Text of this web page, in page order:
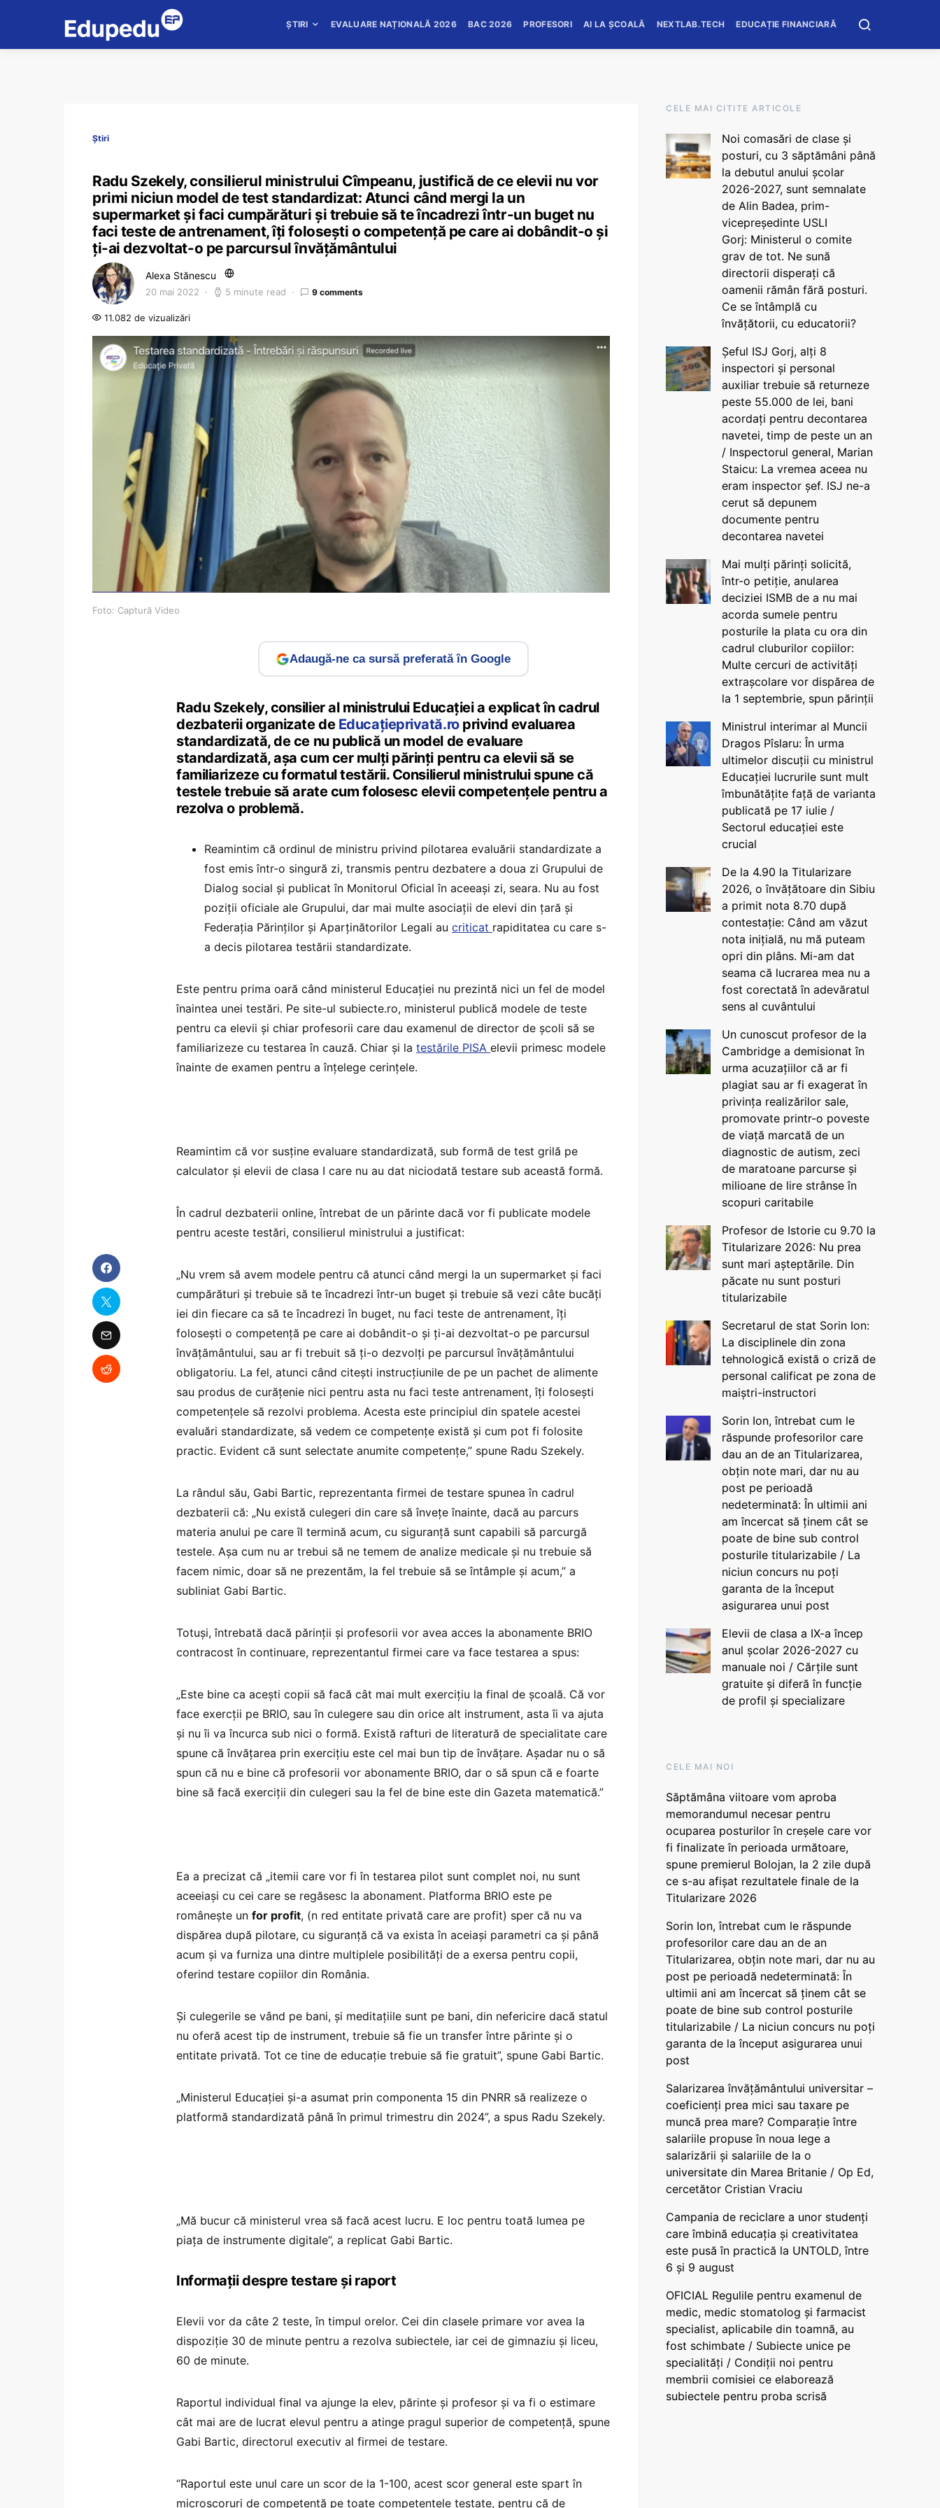
ȘTIRI EVALUARE NAȚIONALĂ 2026 BAC 2026 PROFESORI AI LA ȘCOALĂ NEXTLAB.TECH EDUCAȚIE FINANCIARĂ
Știri
Radu Szekely, consilierul ministrului Cîmpeanu, justifică de ce elevii nu vor
primi niciun model de test standardizat: Atunci când mergi la un
supermarket și faci cumpărături și trebuie să te încadrezi într-un buget nu
faci teste de antrenament, îți folosești o competență pe care ai dobândit-o și
ți-ai dezvoltat-o pe parcursul învățământului
Alexa Stănescu
20 mai 2022 5 minute read 9 comments
11.082 de vizualizări
Foto: Captură Video
Adaugă-ne ca sursă preferată în Google
Radu Szekely, consilier al ministrului Educației a explicat în cadrul
dezbaterii organizate de Educațieprivată.roprivind evaluarea
standardizată, de ce nu publică un model de evaluare
standardizată, așa cum cer mulți părinți pentru ca elevii să se
familiarizeze cu formatul testării. Consilierul ministrului spune că
testele trebuie să arate cum folosesc elevii competențele pentru a
rezolva o problemă.
Reamintim că ordinul de ministru privind pilotarea evaluării standardizate a
fost emis într-o singură zi, transmis pentru dezbatere a doua zi Grupului de
Dialog social și publicat în Monitorul Oficial în aceeași zi, seara. Nu au fost
poziții oficiale ale Grupului, dar mai multe asociații de elevi din țară și
Federația Părinților și Aparținătorilor Legali au criticat rapiditatea cu care s-
a decis pilotarea testării standardizate.
Este pentru prima oară când ministerul Educației nu prezintă nici un fel de model
înaintea unei testări. Pe site-ul subiecte.ro, ministerul publică modele de teste
pentru ca elevii și chiar profesorii care dau examenul de director de școli să se
familiarizeze cu testarea în cauză. Chiar și la testările PISA elevii primesc modele
înainte de examen pentru a înțelege cerințele.
Reamintim că vor susține evaluare standardizată, sub formă de test grilă pe
calculator și elevii de clasa I care nu au dat niciodată testare sub această formă.
În cadrul dezbaterii online, întrebat de un părinte dacă vor fi publicate modele
pentru aceste testări, consilierul ministrului a justificat:
„Nu vrem să avem modele pentru că atunci când mergi la un supermarket și faci
cumpărături și trebuie să te încadrezi într-un buget și trebuie să vezi câte bucăți
iei din fiecare ca să te încadrezi în buget, nu faci teste de antrenament, îți
folosești o competență pe care ai dobândit-o și ți-ai dezvoltat-o pe parcursul
învățământului, sau ar fi trebuit să ți-o dezvolți pe parcursul învățământului
obligatoriu. La fel, atunci când citești instrucțiunile de pe un pachet de alimente
sau produs de curățenie nici pentru asta nu faci teste antrenament, îți folosești
competențele să rezolvi problema. Acesta este principiul din spatele acestei
evaluări standardizate, să vedem ce competențe există și cum pot fi folosite
practic. Evident că sunt selectate anumite competențe,” spune Radu Szekely.
La rândul său, Gabi Bartic, reprezentanta firmei de testare spunea în cadrul
dezbaterii că: „Nu există culegeri din care să învețe înainte, dacă au parcurs
materia anului pe care îl termină acum, cu siguranță sunt capabili să parcurgă
testele. Așa cum nu ar trebui să ne temem de analize medicale și nu trebuie să
facem nimic, doar să ne prezentăm, la fel trebuie să se întâmple și acum,” a
subliniat Gabi Bartic.
Totuși, întrebată dacă părinții și profesorii vor avea acces la abonamente BRIO
contracost în continuare, reprezentantul firmei care va face testarea a spus:
„Este bine ca acești copii să facă cât mai mult exercițiu la final de școală. Că vor
face exercții pe BRIO, sau în culegere sau din orice alt instrument, asta îi va ajuta
și nu îi va încurca sub nici o formă. Există rafturi de literatură de specialitate care
spune că învățarea prin exercițiu este cel mai bun tip de învățare. Așadar nu o să
spun că nu e bine că profesorii vor abonamente BRIO, dar o să spun că e foarte
bine să facă exerciții din culegeri sau la fel de bine este din Gazeta matematică.”
Ea a precizat că „itemii care vor fi în testarea pilot sunt complet noi, nu sunt
aceeiași cu cei care se regăsesc la abonament. Platforma BRIO este pe
românește un for profit, (n red entitate privată care are profit) sper că nu va
dispărea după pilotare, cu siguranță că va exista în aceiași parametri ca și până
acum și va furniza una dintre multiplele posibilități de a exersa pentru copii,
oferind testare copiilor din România.
Și culegerile se vând pe bani, și meditațiile sunt pe bani, din nefericire dacă statul
nu oferă acest tip de instrument, trebuie să fie un transfer între părinte și o
entitate privată. Tot ce tine de educație trebuie să fie gratuit”, spune Gabi Bartic.
„Ministerul Educației și-a asumat prin componenta 15 din PNRR să realizeze o
platformă standardizată până în primul trimestru din 2024”, a spus Radu Szekely.
„Mă bucur că ministerul vrea să facă acest lucru. E loc pentru toată lumea pe
piața de instrumente digitale”, a replicat Gabi Bartic.
Informații despre testare și raport
Elevii vor da câte 2 teste, în timpul orelor. Cei din clasele primare vor avea la
dispoziție 30 de minute pentru a rezolva subiectele, iar cei de gimnaziu și liceu,
60 de minute.
Raportul individual final va ajunge la elev, părinte și profesor și va fi o estimare
cât mai are de lucrat elevul pentru a atinge pragul superior de competență, spune
Gabi Bartic, directorul executiv al firmei de testare.
“Raportul este unul care un scor de la 1-100, acest scor general este spart în
microscoruri de competență pe toate competențele testate, pentru că de
CELE MAI CITITE ARTICOLE
Noi comasări de clase și
posturi, cu 3 săptămâni până
la debutul anului școlar
2026-2027, sunt semnalate
de Alin Badea, prim-
vicepreședinte USLI
Gorj: Ministerul o comite
grav de tot. Ne sună
directorii disperați că
oamenii rămân fără posturi.
Ce se întâmplă cu
învățătorii, cu educatorii?
Șeful ISJ Gorj, alți 8
inspectori și personal
auxiliar trebuie să returneze
peste 55.000 de lei, bani
acordați pentru decontarea
navetei, timp de peste un an
/ Inspectorul general, Marian
Staicu: La vremea aceea nu
eram inspector șef. ISJ ne-a
cerut să depunem
documente pentru
decontarea navetei
Mai mulți părinți solicită,
într-o petiție, anularea
deciziei ISMB de a nu mai
acorda sumele pentru
posturile la plata cu ora din
cadrul cluburilor copiilor:
Multe cercuri de activități
extrașcolare vor dispărea de
la 1 septembrie, spun părinții
Ministrul interimar al Muncii
Dragos Pîslaru: În urma
ultimelor discuții cu ministrul
Educației lucrurile sunt mult
îmbunătățite față de varianta
publicată pe 17 iulie /
Sectorul educației este
crucial
De la 4.90 la Titularizare
2026, o învățătoare din Sibiu
a primit nota 8.70 după
contestație: Când am văzut
nota inițială, nu mă puteam
opri din plâns. Mi-am dat
seama că lucrarea mea nu a
fost corectată în adevăratul
sens al cuvântului
Un cunoscut profesor de la
Cambridge a demisionat în
urma acuzațiilor că ar fi
plagiat sau ar fi exagerat în
privința realizărilor sale,
promovate printr-o poveste
de viață marcată de un
diagnostic de autism, zeci
de maratoane parcurse și
milioane de lire strânse în
scopuri caritabile
Profesor de Istorie cu 9.70 la
Titularizare 2026: Nu prea
sunt mari așteptările. Din
păcate nu sunt posturi
titularizabile
Secretarul de stat Sorin Ion:
La disciplinele din zona
tehnologică există o criză de
personal calificat pe zona de
maiștri-instructori
Sorin Ion, întrebat cum le
răspunde profesorilor care
dau an de an Titularizarea,
obțin note mari, dar nu au
post pe perioadă
nedeterminată: În ultimii ani
am încercat să ținem cât se
poate de bine sub control
posturile titularizabile / La
niciun concurs nu poți
garanta de la început
asigurarea unui post
Elevii de clasa a IX-a încep
anul școlar 2026-2027 cu
manuale noi / Cărțile sunt
gratuite și diferă în funcție
de profil și specializare
CELE MAI NOI
Săptămâna viitoare vom aproba
memorandumul necesar pentru
ocuparea posturilor în creșele care vor
fi finalizate în perioada următoare,
spune premierul Bolojan, la 2 zile după
ce s-au afișat rezultatele finale de la
Titularizare 2026
Sorin Ion, întrebat cum le răspunde
profesorilor care dau an de an
Titularizarea, obțin note mari, dar nu au
post pe perioadă nedeterminată: În
ultimii ani am încercat să ținem cât se
poate de bine sub control posturile
titularizabile / La niciun concurs nu poți
garanta de la început asigurarea unui
post
Salarizarea învățământului universitar –
coeficienți prea mici sau taxare pe
muncă prea mare? Comparație între
salariile propuse în noua lege a
salarizării și salariile de la o
universitate din Marea Britanie / Op Ed,
cercetător Cristian Vraciu
Campania de reciclare a unor studenți
care îmbină educația și creativitatea
este pusă în practică la UNTOLD, între
6 și 9 august
OFICIAL Regulile pentru examenul de
medic, medic stomatolog și farmacist
specialist, aplicabile din toamnă, au
fost schimbate / Subiecte unice pe
specialități / Condiții noi pentru
membrii comisiei ce elaborează
subiectele pentru proba scrisă